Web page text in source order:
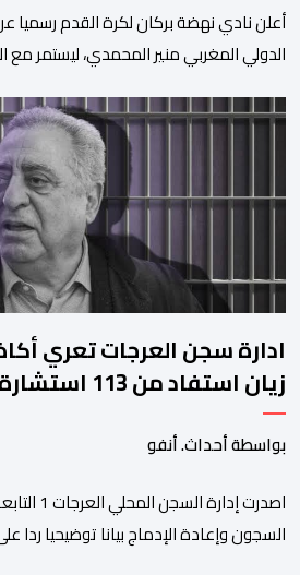
​أعلن نادي نهضة بركان لكرة القدم
الدولي المغربي منير المحمدي، ليستمر مع
على منصات التواصل الاجتماعي، مصحوبا
إشارة إلى رغبة الإدارة في الحفاظ على ركائز
ادارة سجن العرجات تعري
زيان استفاد من 113 استشارة و50 فحصا طبيا
بواسطة أحداث. أنفو
اصدرت
السجون وإعادة الإدماج بيانا توضيحيا ردا